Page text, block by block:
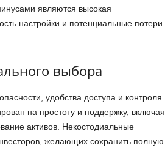
являются высокая
настройки и потенциальные потери
выбора
удобства доступа и контроля.
на простоту и поддержку, включая
активов. Некостодиальные
желающих сохранить полную